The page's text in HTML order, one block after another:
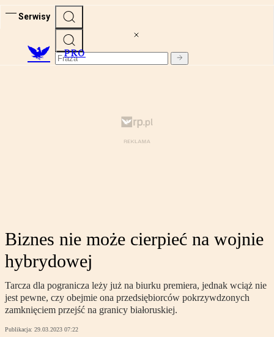
Serwisy
PRO
Biznes nie może cierpieć na wojnie
hybrydowej
Tarcza dla pogranicza leży już na biurku premiera, jednak wciąż nie
jest pewne, czy obejmie ona przedsiębiorców pokrzywdzonych
zamknięciem przejść na granicy białoruskiej.
Publikacja: 29.03.2023 07:22